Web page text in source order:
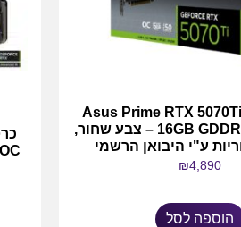
כרטיס מסך Asus Prime RTX 5070Ti
16GB GDDR7 OC Edition – צבע שחור,
₪4,890
הוספה לסל